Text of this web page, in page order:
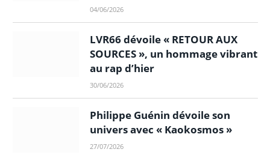
04/06/2026
LVR66 dévoile « RETOUR AUX
SOURCES », un hommage vibrant
au rap d’hier
30/06/2026
Philippe Guénin dévoile son
univers avec « Kaokosmos »
27/07/2026